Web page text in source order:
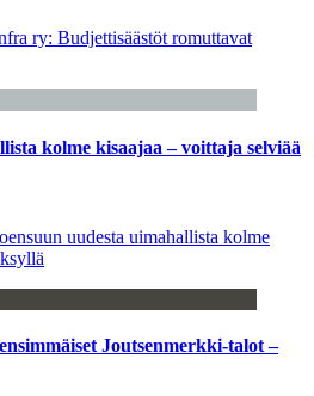
ry: Budjettisäästöt romuttavat
kolme kisaajaa – voittaja selviää
uudesta uimahallista kolme
Joutsenmerkki-talot –